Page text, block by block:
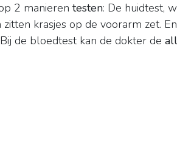
2 manieren testen: De huidtest,
krasjes op de voorarm zet.
de bloedtest kan de dokter de